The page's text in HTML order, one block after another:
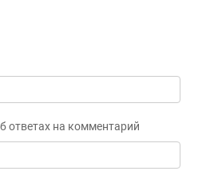
ответах на комментарий